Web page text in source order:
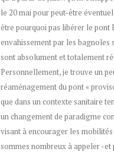
le 20 mai pour peut-être
être pourquoi pas libérer le pont
envahissement par les bagnoles
sont absolument et totalement
Personnellement, je trouve un
réaménagement du pont «
que dans un contexte sanitaire
un changement de paradigme
visant à encourager les mobilités
sommes nombreux à appeler -et